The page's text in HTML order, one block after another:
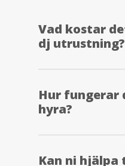
Vad kostar
dj utrustning?
2 000kr/dag för att
Men vi har flera
Hur fungerar
hyra?
utrustningen till
Kan ni hjälpa